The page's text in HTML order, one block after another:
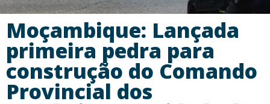
Moçambique: Lançada
primeira pedra para
construção do Comando
Provincial dos